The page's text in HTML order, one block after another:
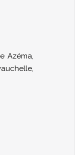
Azéma,
,